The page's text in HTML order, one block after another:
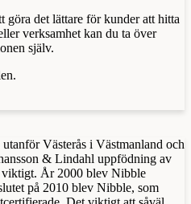
göra det lättare för kunder att hitta
verksamhet kan du ta över
själv.
Västerås i Västmanland och
& Lindahl uppfödning av
viktigt. År 2000 blev Nibble
på 2010 blev Nibble, som